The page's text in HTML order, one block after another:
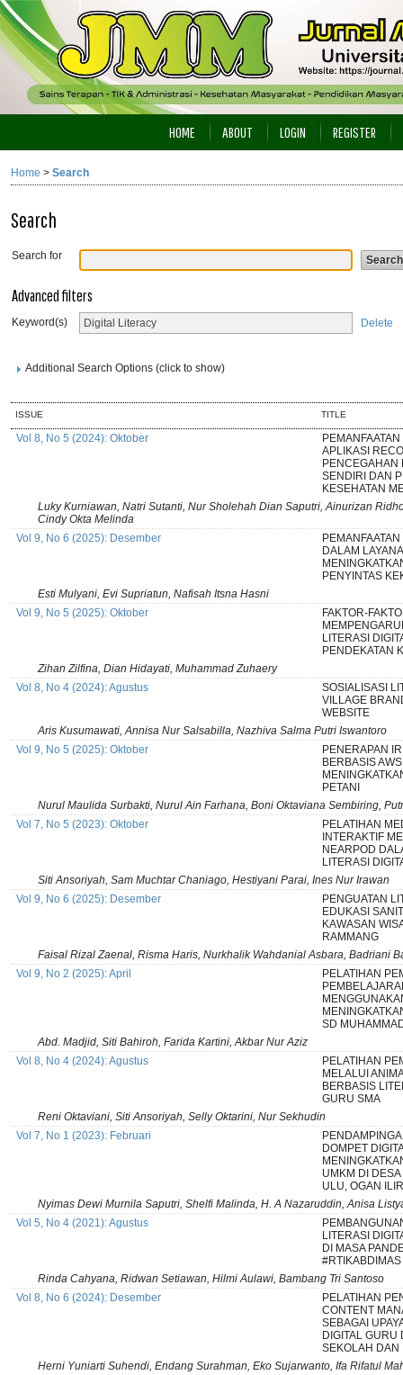
HOME ABOUT LOGIN REGISTER
Home > Search
Search
Search for
Advanced filters
Keyword(s) Delete
Additional Search Options (click to show)
ISSUE TITLE
Vol 8, No 5 (2024): Oktober
APLIKASI
PENCEGAHAN
SENDIRI DAN
KESEHATAN
Luky Kurniawan, Natri Sutanti, Nur Sholehah Dian Saputri, Ainurizan
Cindy Okta Melinda
Vol 9, No 6 (2025): Desember
DALAM
PENYINTAS
Esti Mulyani, Evi Supriatun, Nafisah Itsna Hasni
Vol 9, No 5 (2025): Oktober
FAKTOR-
LITERASI
PENDEKATAN
Zihan Zilfina, Dian Hidayati, Muhammad Zuhaery
Vol 8, No 4 (2024): Agustus
SOSIALISASI
VILLAGE
WEBSITE
Aris Kusumawati, Annisa Nur Salsabilla, Nazhiva Salma Putri Iswantoro
Vol 9, No 5 (2025): Oktober
PENERAPAN
BERBASIS
PETANI
Nurul Maulida Surbakti, Nurul Ain Farhana, Boni Oktaviana Sembiring,
Vol 7, No 5 (2023): Oktober
PELATIHAN
INTERAKTIF
NEARPOD
LITERASI
Siti Ansoriyah, Sam Muchtar Chaniago, Hestiyani Parai, Ines Nur Irawan
Vol 9, No 6 (2025): Desember
PENGUATAN
EDUKASI
KAWASAN
RAMMANG
Faisal Rizal Zaenal, Risma Haris, Nurkhalik Wahdanial Asbara, Badriani
Vol 9, No 2 (2025): April
PELATIHAN
SD
Abd. Madjid, Siti Bahiroh, Farida Kartini, Akbar Nur Aziz
Vol 8, No 4 (2024): Agustus
PELATIHAN
MELALUI
BERBASIS
GURU SMA
Reni Oktaviani, Siti Ansoriyah, Selly Oktarini, Nur Sekhudin
Vol 7, No 1 (2023): Februari
DOMPET
UMKM DI
ULU, OGAN ILIR
Nyimas Dewi Murnila Saputri, Shelfi Malinda, H. A Nazaruddin, Anisa
Vol 5, No 4 (2021): Agustus
LITERASI
DI MASA
#RTIKABDIMAS
Rinda Cahyana, Ridwan Setiawan, Hilmi Aulawi, Bambang Tri Santoso
Vol 8, No 6 (2024): Desember
PELATIHAN
CONTENT
SEBAGAI
DIGITAL GURU
SEKOLAH DAN
Herni Yuniarti Suhendi, Endang Surahman, Eko Sujarwanto, Ifa Rifatul